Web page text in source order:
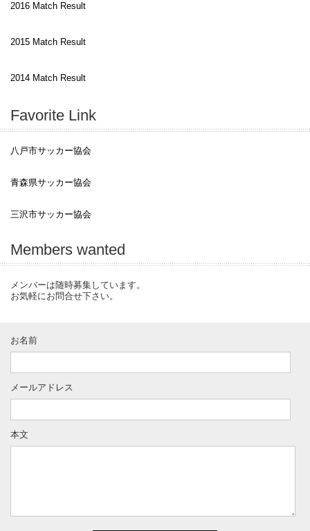
2016 Match Result
2015 Match Result
2014 Match Result
Favorite Link
八戸市サッカー協会
青森県サッカー協会
三沢市サッカー協会
Members wanted
メンバーは随時募集しています。
お気軽にお問合せ下さい。
お名前
メールアドレス
本文